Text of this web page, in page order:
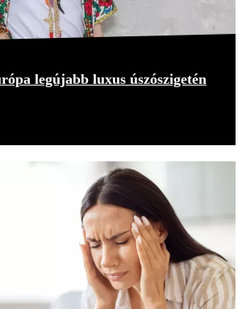
legújabb luxus úszószigetén